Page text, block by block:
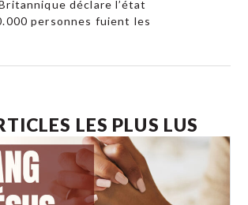
déclare l’état
personnes fuient les
LES PLUS LUS